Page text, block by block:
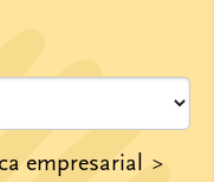
empresarial